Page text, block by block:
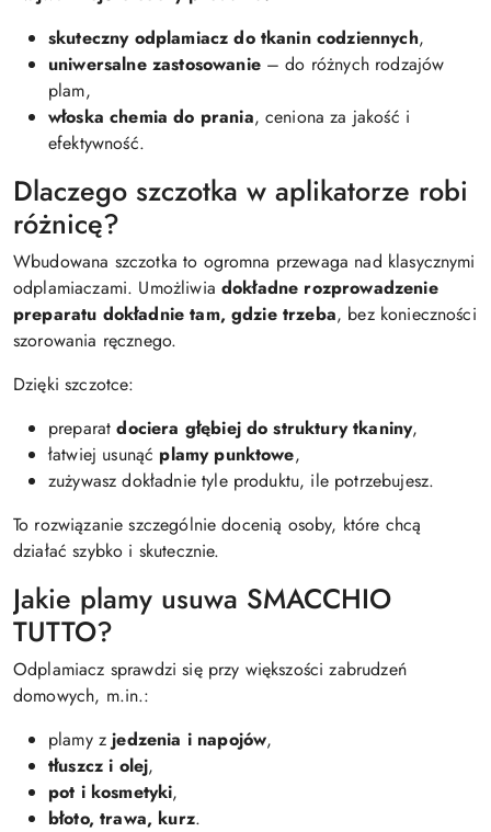
skuteczny odplamiacz do tkanin codziennych,
uniwersalne zastosowanie– do różnych rodzajów
plam,
włoska chemia do prania, ceniona za jakość i
efektywność.
Dlaczego szczotka w aplikatorze robi
różnicę?
Wbudowana szczotka to ogromna przewaga nad klasycznymi
odplamiaczami. Umożliwiadokładne rozprowadzenie
preparatu dokładnie tam, gdzie trzeba, bez konieczności
szorowania ręcznego.
Dzięki szczotce:
preparatdociera głębiej do struktury tkaniny,
łatwiej usunąć plamy punktowe,
zużywasz dokładnie tyle produktu, ile potrzebujesz.
To rozwiązanie szczególnie docenią osoby, które chcą
działać szybko i skutecznie.
Jakie plamy usuwa SMACCHIO
TUTTO?
Odplamiacz sprawdzi się przy większości zabrudzeń
domowych, m.in.:
plamy zjedzenia i napojów,
tłuszcz i olej,
pot i kosmetyki,
błoto, trawa, kurz.